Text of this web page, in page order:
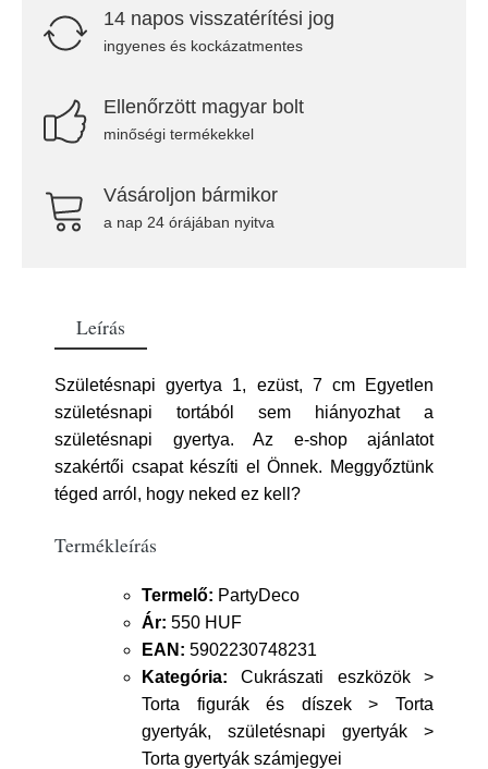
14 napos visszatérítési jog
ingyenes és kockázatmentes
Ellenőrzött magyar bolt
minőségi termékekkel
Vásároljon bármikor
a nap 24 órájában nyitva
Leírás
Születésnapi gyertya 1, ezüst, 7 cm Egyetlen
születésnapi tortából sem hiányozhat a
születésnapi gyertya. Az e-shop ajánlatot
szakértői csapat készíti el Önnek. Meggyőztünk
téged arról, hogy neked ez kell?
Termékleírás
Termelő: PartyDeco
Ár: 550 HUF
EAN: 5902230748231
Kategória: Cukrászati eszközök >
Torta figurák és díszek > Torta
gyertyák, születésnapi gyertyák >
Torta gyertyák számjegyei